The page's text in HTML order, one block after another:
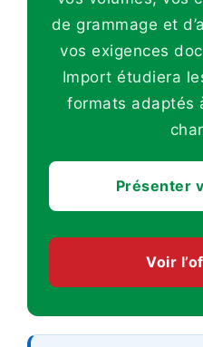
de grammage et
vos exigences
Import étudiera
formats adaptés
Présenter
Voir